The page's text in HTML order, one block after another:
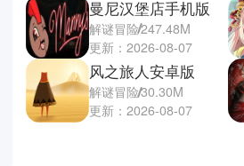
曼尼汉堡店手机版
解谜冒险247.48M
更新：2026-08-07
风之旅人安卓版
解谜冒险30.30M
更新：2026-08-07